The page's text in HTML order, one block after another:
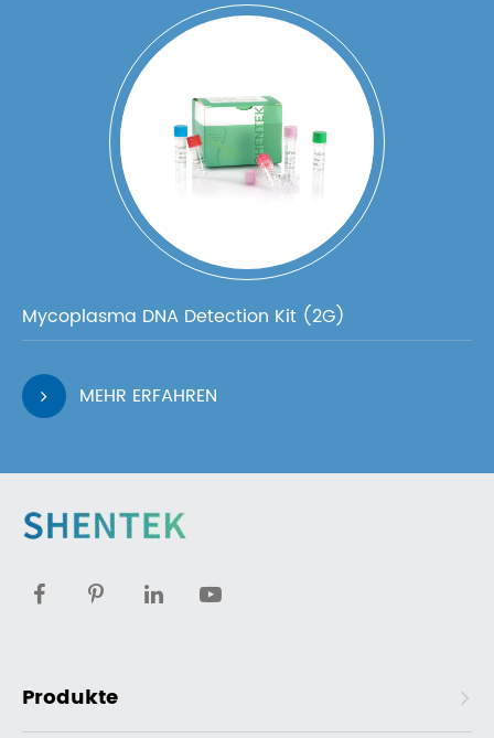
Mycoplasma DNA Detection Kit (2G)
MEHR ERFAHREN
Produkte